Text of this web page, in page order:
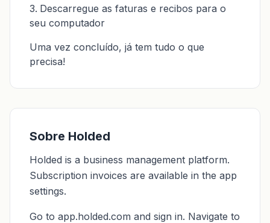
Descarregue as faturas e recibos para o
seu computador
Uma vez concluído, já tem tudo o que
precisa!
Sobre Holded
Holded is a business management platform.
Subscription invoices are available in the app
settings.
Go to app.holded.com and sign in. Navigate to